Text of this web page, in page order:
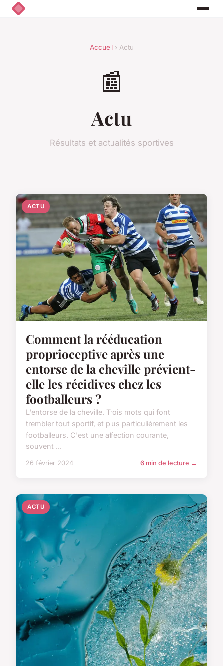
Accueil› Actu
📰
Actu
Résultats et actualités sportives
ACTU
Comment la rééducation
proprioceptive après une
entorse de la cheville prévient-
elle les récidives chez les
footballeurs ?
L'entorse de la cheville. Trois mots qui font
trembler tout sportif, et plus particulièrement les
footballeurs. C'est une affection courante,
souvent ...
26 février 2024 6 min de lecture →
ACTU